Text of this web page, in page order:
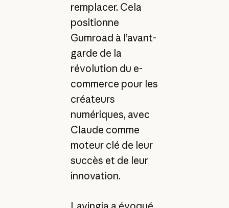
remplacer. Cela
positionne
Gumroad à l’avant-
garde de la
révolution du e-
commerce pour les
créateurs
numériques, avec
Claude comme
moteur clé de leur
succès et de leur
innovation.